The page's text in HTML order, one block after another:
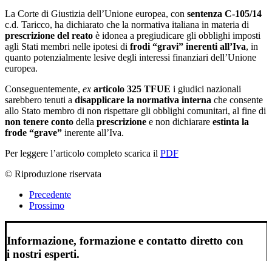
La Corte di Giustizia dell’Unione europea, con sentenza C-105/14
c.d. Taricco, ha dichiarato che la normativa italiana in materia di
prescrizione del reato è idonea a pregiudicare gli obblighi imposti
agli Stati membri nelle ipotesi di frodi “gravi” inerenti all’Iva, in
quanto potenzialmente lesive degli interessi finanziari dell’Unione
europea.
Conseguentemente, ex articolo 325 TFUE i giudici nazionali
sarebbero tenuti a disapplicare la normativa interna che consente
allo Stato membro di non rispettare gli obblighi comunitari, al fine di
non tenere conto della prescrizione e non dichiarare estinta la
frode “grave” inerente all’Iva.
Per leggere l’articolo completo scarica il PDF
© Riproduzione riservata
Precedente
Prossimo
Informazione, formazione e contatto diretto con
i nostri esperti.